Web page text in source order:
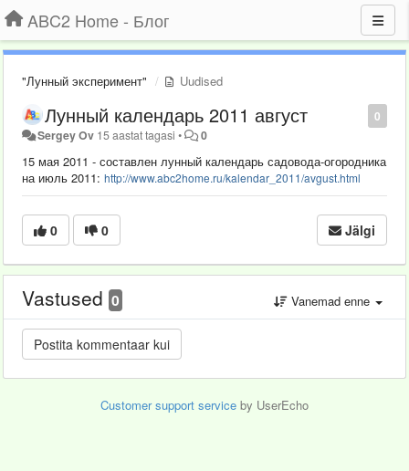
ABC2 Home - Блог
"Лунный эксперимент" Uudised
0
Лунный календарь 2011 август
Sergey Ov 15 aastat tagasi • 0
15 мая 2011 - составлен лунный календарь садовода-огородника
на июль 2011: http://www.abc2home.ru/kalendar_2011/avgust.html
0 0 Jälgi
Vastused 0 Vanemad enne
Customer support service by UserEcho